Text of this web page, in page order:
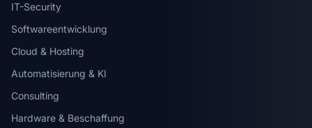
IT-Security
Softwareentwicklung
Cloud & Hosting
Automatisierung & KI
Consulting
Hardware & Beschaffung